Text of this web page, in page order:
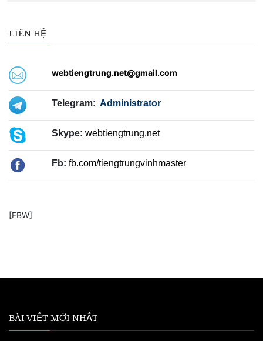
LIÊN HỆ
webtiengtrung.net@gmail.com
Telegram: Administrator
Skype: webtiengtrung.net
Fb: fb.com/tiengtrungvinhmaster
[FBW]
BÀI VIẾT MỚI NHẤT